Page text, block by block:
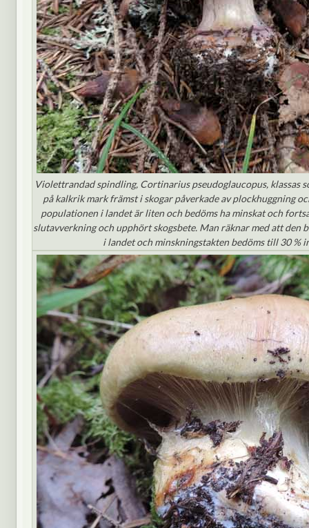
Violettrandad spindling, Cortinarius pseudoglaucopus, klassas
på kalkrik mark främst i skogar påverkade av plockhuggning
populationen i landet är liten och bedöms ha minskat och
slutavverkning och upphört skogsbete. Man räknar med att den
i landet och minskningstakten bedöms till 30 %